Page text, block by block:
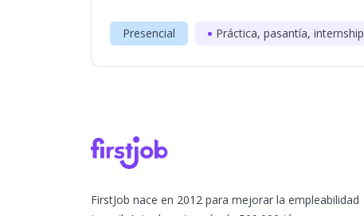
Presencial Práctica, pasantía, internship
FirstJob nace en 2012 para mejorar la empleabilidad